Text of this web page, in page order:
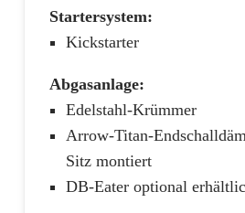
Startersystem:
Kickstarter
Abgasanlage:
Edelstahl-Krümmer
Arrow-Titan-
Sitz montiert
DB-Eater optional